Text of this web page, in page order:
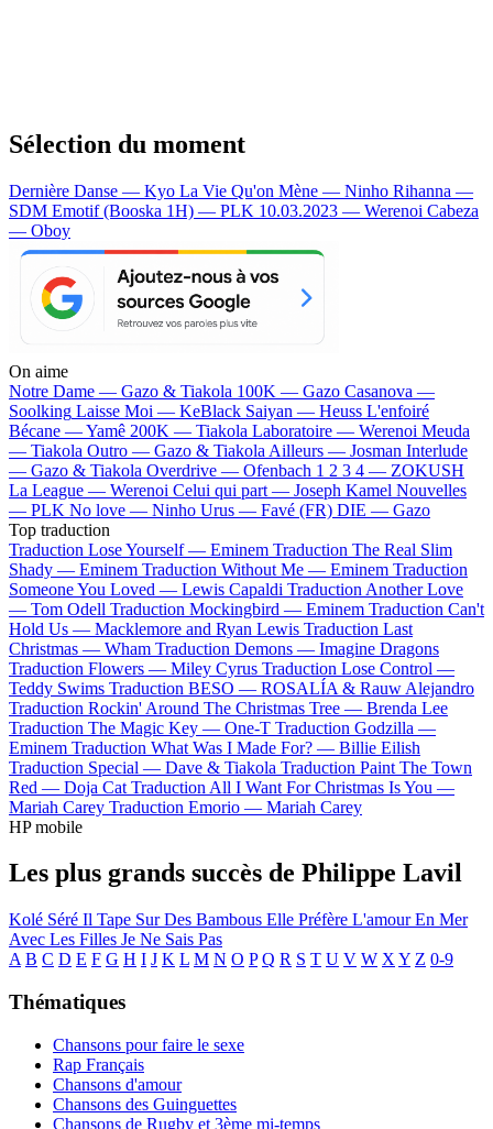
Sélection du moment
Dernière Danse — Kyo La Vie Qu'on Mène — Ninho Rihanna —
SDM Emotif (Booska 1H) — PLK 10.03.2023 — Werenoi Cabeza
— Oboy
On aime
Notre Dame — Gazo & Tiakola 100K — Gazo Casanova —
Soolking Laisse Moi — KeBlack Saiyan — Heuss L'enfoiré
Bécane —Yamê 200K — Tiakola Laboratoire — Werenoi Meuda
— Tiakola Outro — Gazo & Tiakola Ailleurs — Josman Interlude
— Gazo & Tiakola Overdrive — Ofenbach 1 2 3 4 — ZOKUSH
La League — Werenoi Celui qui part — Joseph Kamel Nouvelles
— PLK No love — Ninho Urus — Favé (FR) DIE — Gazo
Top traduction
Traduction Lose Yourself — Eminem Traduction The Real Slim
Shady — Eminem Traduction Without Me — Eminem Traduction
Someone You Loved — Lewis Capaldi Traduction Another Love
— Tom Odell Traduction Mockingbird — Eminem Traduction Can't
Hold Us — Macklemore and Ryan Lewis Traduction Last
Christmas — Wham Traduction Demons — Imagine Dragons
Traduction Flowers — Miley Cyrus Traduction Lose Control —
Teddy Swims Traduction BESO — ROSALÍA & Rauw Alejandro
Traduction Rockin' Around The Christmas Tree — Brenda Lee
Traduction The Magic Key — One-T Traduction Godzilla —
Eminem Traduction What Was I Made For? — Billie Eilish
Traduction Special — Dave & Tiakola Traduction Paint The Town
Red — Doja Cat Traduction All I Want For Christmas Is You —
Mariah Carey Traduction Emorio — Mariah Carey
HP mobile
Les plus grands succès de Philippe Lavil
Kolé Séré Il Tape Sur Des Bambous Elle Préfère L'amour En Mer
Avec Les Filles Je Ne Sais Pas
A B C D E F G H I J K L M N O P Q R S T U V W X Y Z 0-9
Thématiques
Chansons pour faire le sexe
Rap Français
Chansons d'amour
Chansons des Guinguettes
Chansons de Rugby et 3ème mi-temps